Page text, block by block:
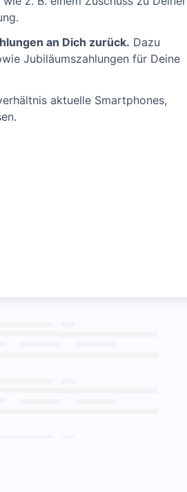
an Dich zurück. Dazu
Jubiläumszahlungen für Deine
aktuelle Smartphones,